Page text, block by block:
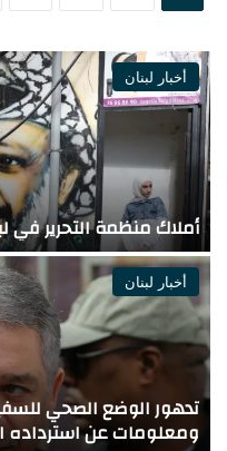
أخبار لبنان
“اجتماعات روما”: هذا
للمفاوضات
أخبار لبنان
يديعوت العبرية سمح
بيرنستوك والرائد